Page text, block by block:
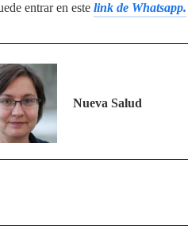
entrar en este link de Whatsapp.
Nueva Salud